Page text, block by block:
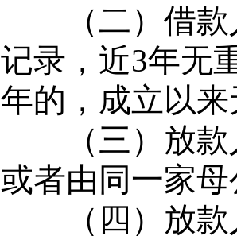
（二）借款
记录，近3年无
年的，成立以
（三）放款
或者由同一家
（四）放款